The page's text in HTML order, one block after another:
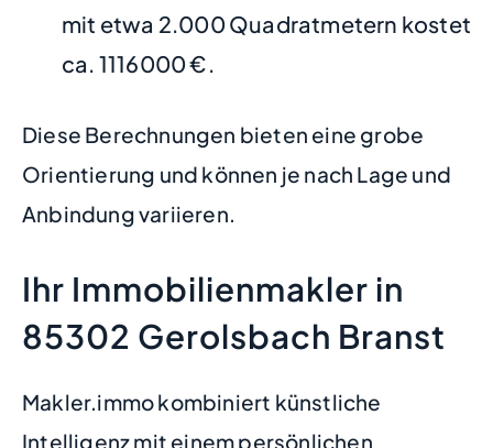
mit etwa 2.000 Quadratmetern kostet
ca. 1116000 €.
Diese Berechnungen bieten eine grobe
Orientierung und können je nach Lage und
Anbindung variieren.
Ihr Immobilienmakler in
85302 Gerolsbach Branst
Makler.immo kombiniert künstliche
Intelligenz mit einem persönlichen